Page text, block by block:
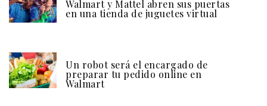
Walmart y Mattel abren sus puertas
en una tienda de juguetes virtual
Un robot será el encargado de
preparar tu pedido online en
Walmart